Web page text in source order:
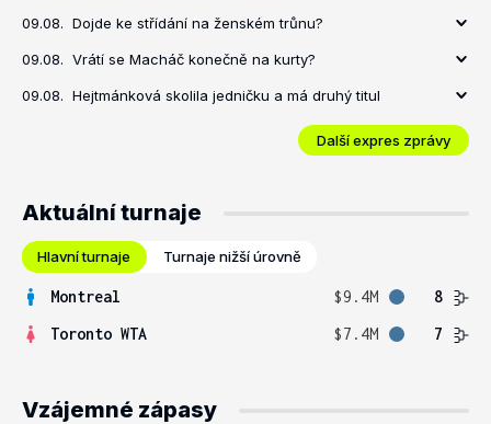
09.08. Dojde ke střídání na ženském trůnu?
09.08. Vrátí se Macháč konečně na kurty?
09.08. Hejtmánková skolila jedničku a má druhý titul
Další expres zprávy
Aktuální turnaje
Hlavní turnaje Turnaje nižší úrovně
Montreal $9.4M
8
Toronto WTA
$7.4M 7
Vzájemné zápasy